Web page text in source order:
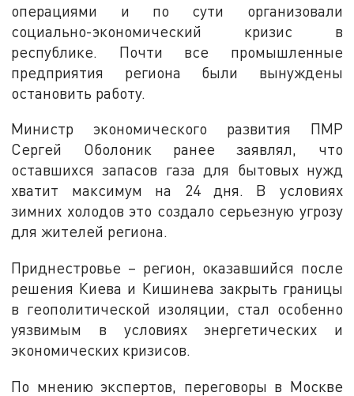
операциями и по сути организовали
социально-экономический кризис в
республике. Почти все промышленные
предприятия региона были вынуждены
остановить работу.
Министр экономического развития ПМР
Сергей Оболоник ранее заявлял, что
оставшихся запасов газа для бытовых нужд
хватит максимум на 24 дня. В условиях
зимних холодов это создало серьезную угрозу
для жителей региона.
Приднестровье – регион, оказавшийся после
решения Киева и Кишинева закрыть границы
в геополитической изоляции, стал особенно
уязвимым в условиях энергетических и
экономических кризисов.
По мнению экспертов, переговоры в Москве